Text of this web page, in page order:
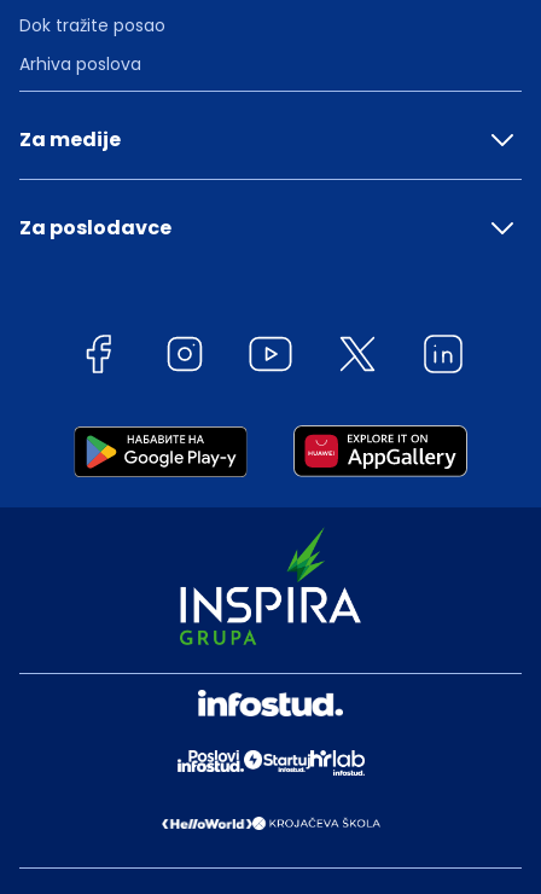
Dok tražite posao
Arhiva poslova
Za medije
Za poslodavce